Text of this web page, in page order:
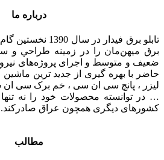
درباره ما
تابلو برق فیدار
برق میهن‌مان را در زمينه طراحي و
ضعيف و متوسط و اجرای پروژه‌های نيرو
حاضر با بهره گیری از جدید ترین
لیزر ، پانچ سی ان سی ، خم برک سی ان
… در توانسته محصولات خود را نه
کشورهای دیگری همچون عراق صادرکند.
مطالب